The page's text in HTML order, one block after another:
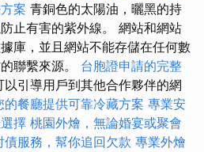
案 青銅色的太陽油，曬黑的持
止有害的紫外線。 網站和網站
庫，並且網站不能存儲在任何數
聯繫來源。 台胞證申請的完整
引導用戶到其他合作夥伴的網
餐廳提供可靠冷藏方案 專業安
擇 桃園外燴，無論婚宴或聚會
債服務，幫你追回欠款 專業外燴